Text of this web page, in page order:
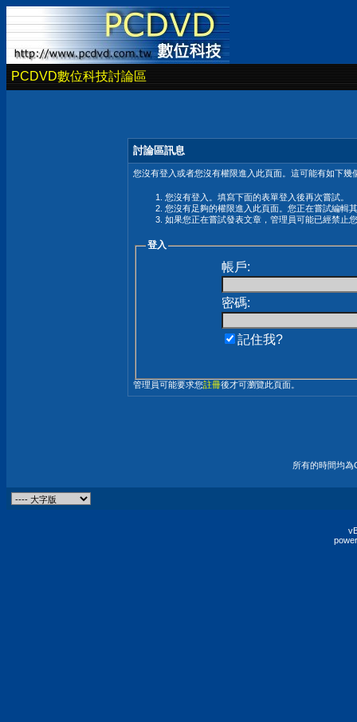
PCDVD數位科技討論區
討論區訊息
您沒有登入或者您沒有權限進入此頁面。這可能有如下幾
您沒有登入。填寫下面的表單登入後再次嘗試。
您沒有足夠的權限進入此頁面。您正在嘗試編輯
如果您正在嘗試發表文章，管理員可能已經禁止
登入
帳戶:
密碼:
記住我?
管理員可能要求您註冊後才可瀏覽此頁面。
所有的時間均為